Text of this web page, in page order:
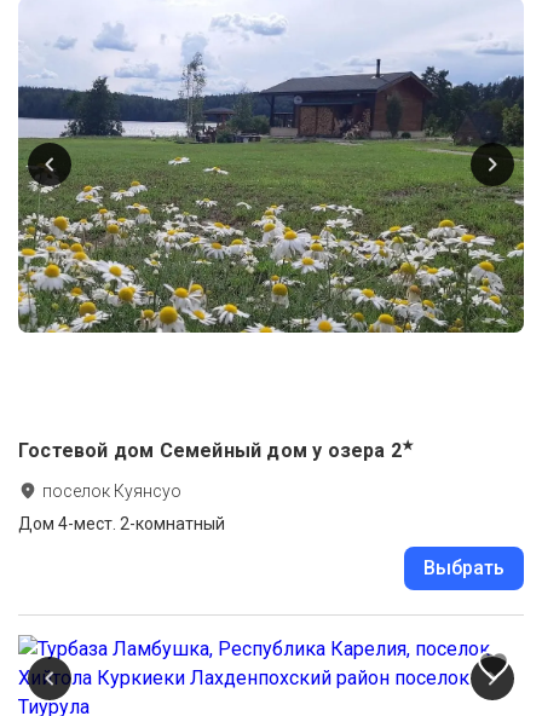
Гостевой дом Семейный дом у озера 2★
поселок Куянсуо
Дом 4-мест. 2-комнатный
Выбрать